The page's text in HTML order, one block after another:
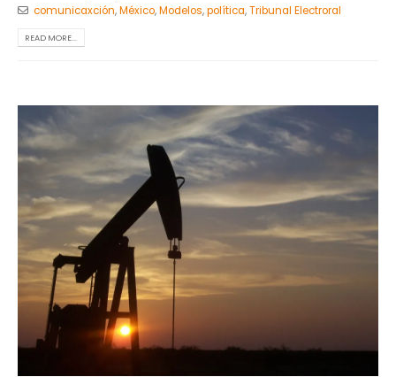
comunicaxción,México,Modelos,política,Tribunal Electroral
READ MORE...